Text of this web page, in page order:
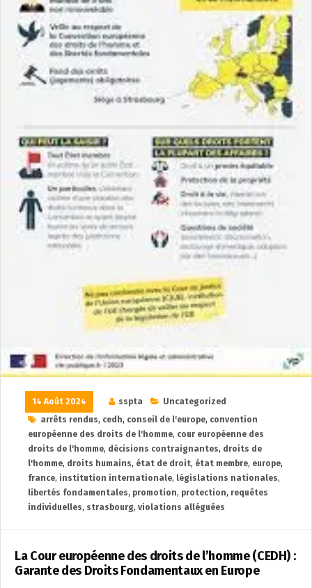
14 Août 2024 sspta
Uncategorized
arrêts rendus, cedh, conseil de l'europe, convention
européenne des droits de l'homme, cour européenne des
droits de l'homme, décisions contraignantes, droits de
l'homme, droits humains, état de droit, état membre, europe,
france, institution internationale, législations nationales,
libertés fondamentales, promotion, protection, requêtes
individuelles, strasbourg, violations alléguées
La Cour européenne des droits de l’homme (CEDH) :
Garante des Droits Fondamentaux en Europe